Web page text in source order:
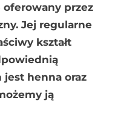
oferowany przez
Jej regularne
kształt
jest henna oraz
ją